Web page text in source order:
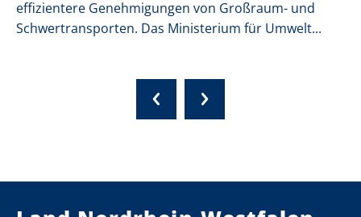
effizientere Genehmigungen von Großraum- und
Schwertransporten. Das Ministerium für Umwelt...